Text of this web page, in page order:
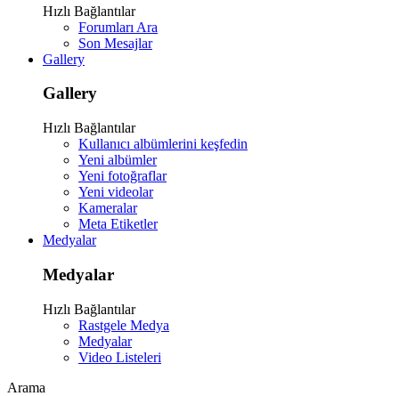
Hızlı Bağlantılar
Forumları Ara
Son Mesajlar
Gallery
Gallery
Hızlı Bağlantılar
Kullanıcı albümlerini keşfedin
Yeni albümler
Yeni fotoğraflar
Yeni videolar
Kameralar
Meta Etiketler
Medyalar
Medyalar
Hızlı Bağlantılar
Rastgele Medya
Medyalar
Video Listeleri
Arama